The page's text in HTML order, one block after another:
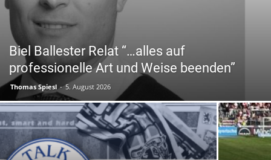
Biel Ballester Relat “…alles auf
professionelle Art und Weise beenden”
Thomas Spiesl - 5. August 2026